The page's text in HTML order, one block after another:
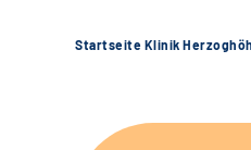
Startseite Klinik